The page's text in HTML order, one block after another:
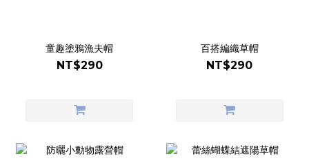
童趣塗鴉漁夫帽
NT$290
百搭編織草帽
NT$290